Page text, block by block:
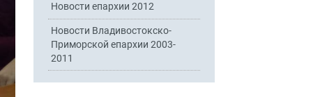
Новости епархии 2012
Новости Владивостокско-
Приморской епархии 2003-
2011